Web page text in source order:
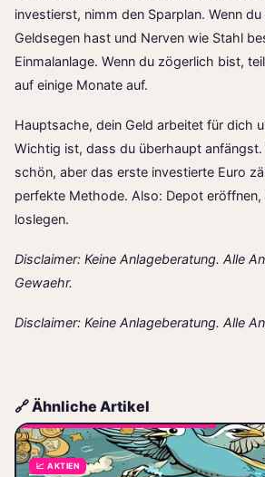
investierst, nimm den Sparplan. Wenn
Geldsegen hast und Nerven wie Stahl
Einmalanlage. Wenn du zögerlich bist,
auf einige Monate auf.
Hauptsache, dein Geld arbeitet für dich
Wichtig ist, dass du überhaupt anfängst.
schön, aber das erste investierte Euro
perfekte Methode. Also: Depot eröffnen,
loslegen.
Disclaimer: Keine Anlageberatung. Alle
Gewaehr.
Disclaimer: Keine Anlageberatung. Alle
🔗 Ähnliche Artikel
📈 AKTIEN